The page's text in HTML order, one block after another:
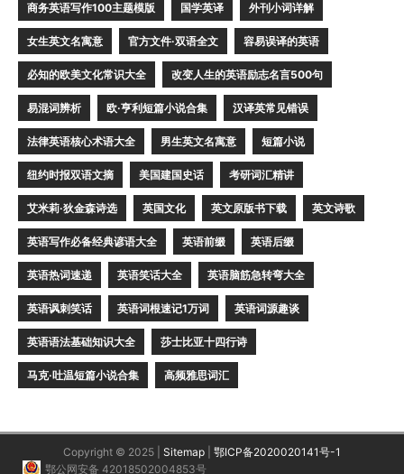
商务英语写作100主题模版 国学英译 外刊小词详解
女生英文名寓意 官方文件·双语全文 容易误译的英语
必知的欧美文化常识大全 改变人生的英语励志名言500句
易混词辨析 欧·亨利短篇小说合集 汉译英常见错误
法律英语核心术语大全 男生英文名寓意 短篇小说
纽约时报双语文摘 美国建国史话 考研词汇精讲
艾米莉·狄金森诗选 英国文化 英文原版书下载 英文诗歌
英语写作必备经典谚语大全 英语前缀 英语后缀
英语热词速递 英语笑话大全 英语脑筋急转弯大全
英语讽刺笑话 英语词根速记1万词 英语词源趣谈
英语语法基础知识大全 莎士比亚十四行诗
马克·吐温短篇小说合集 高频雅思词汇
Copyright © 2025 | Sitemap
鄂ICP备2020020141号-1
鄂公网安备 42018502004853号